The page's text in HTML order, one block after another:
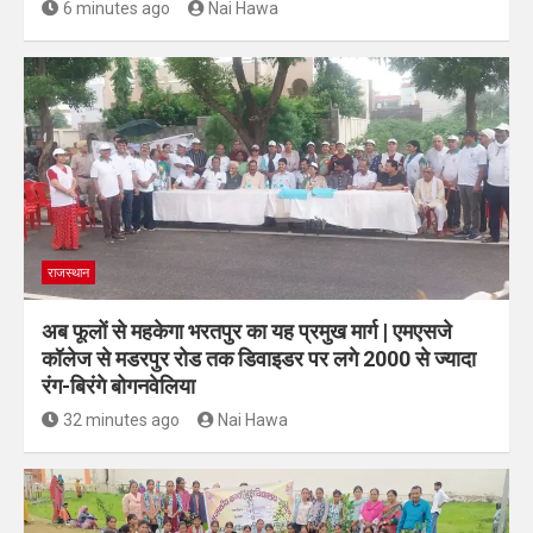
6 minutes ago Nai Hawa
राजस्थान
अब फूलों से महकेगा भरतपुर का यह प्रमुख मार्ग | एमएसजे
कॉलेज से मडरपुर रोड तक डिवाइडर पर लगे 2000 से ज्यादा
रंग-बिरंगे बोगनवेलिया
32 minutes ago Nai Hawa